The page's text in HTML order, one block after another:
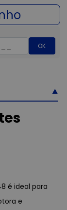
OK
é ideal para
e